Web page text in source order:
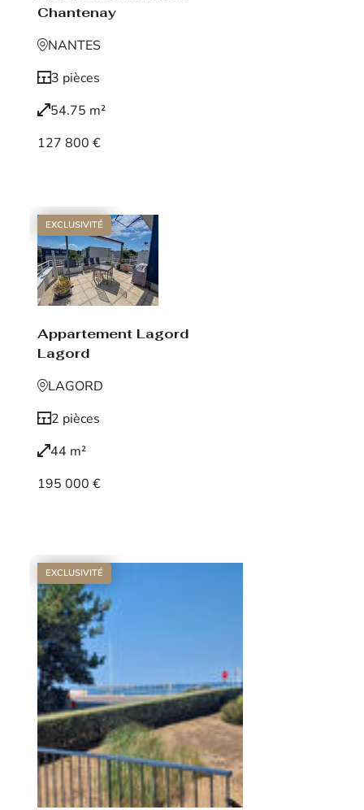
Chantenay
NANTES
3 pièces
54.75 m²
127 800 €
EXCLUSIVITÉ
Appartement Lagord
Lagord
LAGORD
2 pièces
44 m²
195 000 €
EXCLUSIVITÉ